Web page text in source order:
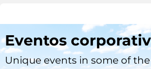
Eventos
Unique events in some of